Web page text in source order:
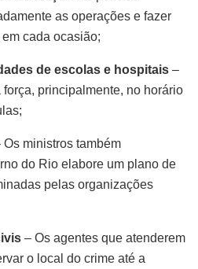
as operações e fazer
cada ocasião;
de escolas e hospitais –
principalmente, no horário
Os ministros também
do Rio elabore um plano de
pelas organizações
– Os agentes que atenderem
o local do crime até a